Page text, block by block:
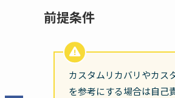
前提条件
カスタムリカバリやカス
を参考にする場合は自己